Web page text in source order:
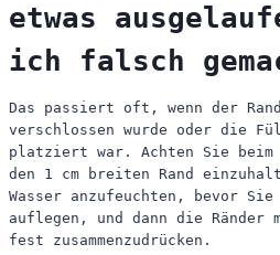
etwas
ich falsch
Das passiert oft, wenn der
verschlossen wurde oder die
platziert war. Achten Sie beim
den 1 cm breiten Rand
Wasser anzufeuchten, bevor
auflegen, und dann die
fest zusammenzudrücken.